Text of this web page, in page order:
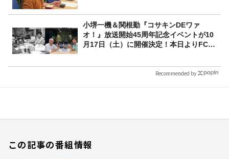
小堺一機＆関根勤『コサキンDEワァ
オ！』放送開始45周年記念イベントが10
月17日（土）に開催決定！本日よりFC先
Recommended by
この記事の番組情報